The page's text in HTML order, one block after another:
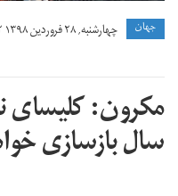
جهان چهارشنبه, ۲۸ فروردین ۱۳۹۸ ۰۴:۳۲
مکرون: کلیسای
سال بازسازی